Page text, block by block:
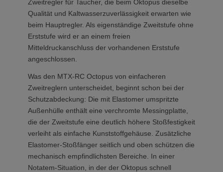
Zweitregler für Taucher, die beim Oktopus dieselbe
Qualität und Kaltwasserzuverlässigkeit erwarten wie
beim Hauptregler. Als eigenständige Zweitstufe ohne
Erststufe wird er an einem freien
Mitteldruckanschluss der vorhandenen Erststufe
angeschlossen.
Was den MTX-RC Octopus von einfacheren
Zweitreglern unterscheidet, beginnt schon bei der
Schutzabdeckung: Die mit Elastomer umspritzte
Außenhülle enthält eine verchromte Messingplatte,
die der Zweitstufe eine deutlich höhere Stoßfestigkeit
verleiht als einfache Kunststoffgehäuse. Zusätzliche
Elastomer-Stoßfänger seitlich und oben schützen die
mechanisch empfindlichsten Bereiche. In einer
Notatem-Situation, in der der Oktopus schnell